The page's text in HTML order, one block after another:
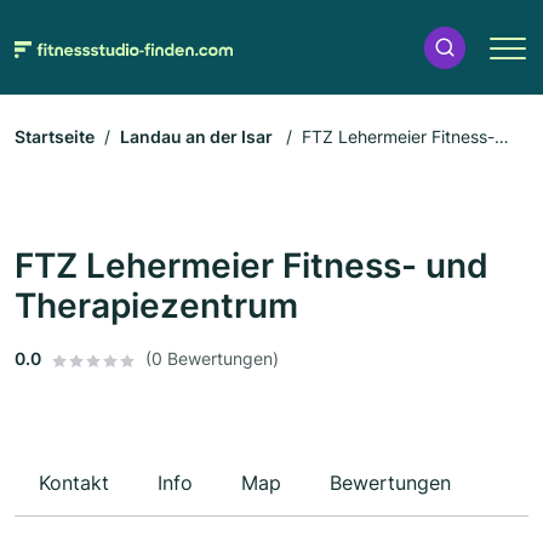
Startseite Landau an der Isar
FTZ Lehermeier Fitness-
FTZ Lehermeier Fitness- und
Therapiezentrum
0.0 (0 Bewertungen)
Kontakt Info Map Bewertungen